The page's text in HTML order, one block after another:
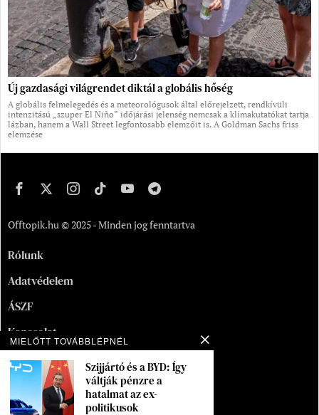
Új gazdasági világrendet diktál a globális hőség
A globális felmelegedés és a meteorológusok által előrejelzett, rendkívüli
intenzitású „szuper El Niño” időjárási jelenség nemcsak a klímakutatókat tartja
lázban, hanem a Wall Street legfontosabb elemzőit is. A Goldman Sachs friss
elemzése
Offtopik.hu © 2025 - Minden jog fenntartva
Rólunk
Adatvédelem
ÁSZF
Kapcsolat
Oldaltérkép
Segítség
MIELŐTT TOVÁBBLÉPNÉL
Szijjártó és a BYD: Így
váltják pénzre a
hatalmat az ex-
politikusok